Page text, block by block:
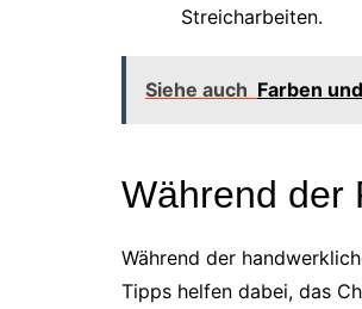
Streicharbeiten.
Siehe auch Farben
Während der
Während der
Tipps helfen dabei, das